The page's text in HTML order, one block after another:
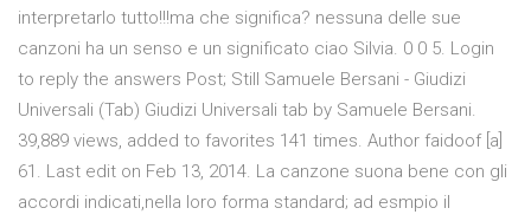
interpretarlo tutto!!!ma che significa? nessuna delle sue
canzoni ha un senso e un significato ciao Silvia. 0 0 5. Login
to reply the answers Post; Still Samuele Bersani - Giudizi
Universali (Tab) Giudizi Universali tab by Samuele Bersani.
39,889 views, added to favorites 141 times. Author faidoof [a]
61. Last edit on Feb 13, 2014. La canzone suona bene con gli
accordi indicati,nella loro forma standard; ad esmpio il